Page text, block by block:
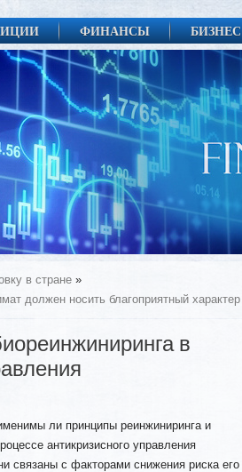
ФИНАНСЫ БИЗНЕС
в стране »
должен носить благоприятный характер
в
ли принципы реинжиниринга и
антикризисного управления
связаны с факторами снижения риска его